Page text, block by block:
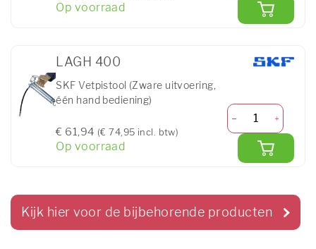
Op voorraad
LAGH 400
SKF Vetpistool (Zware uitvoering,
één hand bediening)
€ 61,94 (€ 74,95 incl. btw)
Op voorraad
Kijk hier voor de bijbehorende producten